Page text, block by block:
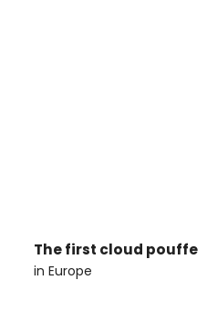
The first cloud pouffe
in Europe